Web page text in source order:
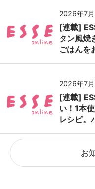
2026年7月
[連載]
タン風焼
ごはんを
2026年7月
[連載]
い！1本
レシピ。
お